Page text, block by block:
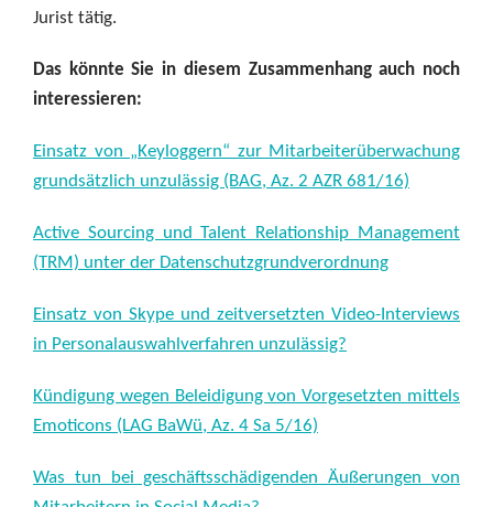
Jurist tätig.
Das könnte Sie in diesem Zusammenhang auch noch
interessieren:
Einsatz von „Keyloggern“ zur Mitarbeiterüberwachung
grundsätzlich unzulässig (BAG, Az. 2 AZR 681/16)
Active Sourcing und Talent Relationship Management
(TRM) unter der Datenschutzgrundverordnung
Einsatz von Skype und zeitversetzten Video-Interviews
in Personalauswahlverfahren unzulässig?
Kündigung wegen Beleidigung von Vorgesetzten mittels
Emoticons (LAG BaWü, Az. 4 Sa 5/16)
Was tun bei geschäftsschädigenden Äußerungen von